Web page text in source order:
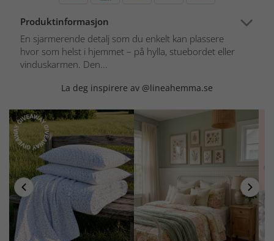
Produktinformasjon
En sjarmerende detalj som du enkelt kan plassere
hvor som helst i hjemmet – på hylla, stuebordet eller
vinduskarmen. Den...
La deg inspirere av @lineahemma.se